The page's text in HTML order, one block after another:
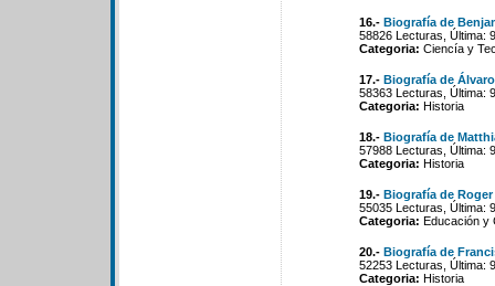
16.- Biografía de
58826 Lecturas, Última:
Categoria: Ciencía y
17.- Biografía de
58363 Lecturas, Última:
Categoria: Historia
18.- Biografía de
57988 Lecturas, Última:
Categoria: Historia
19.- Biografía de
55035 Lecturas, Última:
Categoria: Educación y
20.- Biografía de
52253 Lecturas, Última:
Categoria: Historia